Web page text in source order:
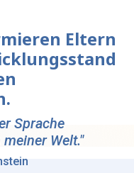
Eltern
Sprache
Welt."